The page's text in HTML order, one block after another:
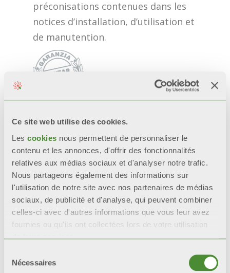
Ce site web utilise des cookies.
Les cookies nous permettent de personnaliser le
contenu et les annonces, d'offrir des fonctionnalités
relatives aux médias sociaux et d'analyser notre trafic.
Nous partageons également des informations sur
l'utilisation de notre site avec nos partenaires de médias
sociaux, de publicité et d'analyse, qui peuvent combiner
celles-ci avec d'autres informations que vous leur avez
fournies ou qu'ils ont collectées lors de votre utilisation
de leurs services.
Nécessaires
préconisations contenues dans les
notices d’installation, d’utilisation et
de manutention.
Video